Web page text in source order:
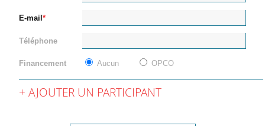
E-mail
Téléphone
Financement Aucun OPCO
AJOUTER UN PARTICIPANT